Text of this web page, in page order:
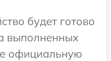
будет готово
выполненных
официальную